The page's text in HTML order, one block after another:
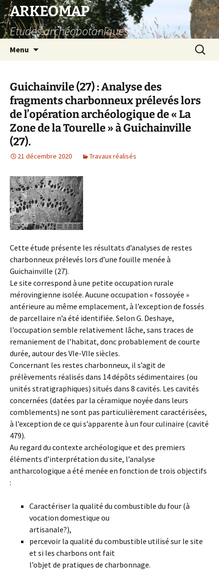
Aller
au
contenu
ARKEOMAP
Etudes archéobotaniques
Menu
Guichainvile (27) : Analyse des
fragments charbonneux prélevés lors
de l’opération archéologique de « La
Zone de la Tourelle » à Guichainville
(27).
21 décembre 2020 Travaux réalisés
Cette étude présente les résultats d’analyses de restes
charbonneux prélevés lors d’une fouille menée à
Guichainville (27).
Le site correspond à une petite occupation rurale
mérovingienne isolée. Aucune occupation « fossoyée »
antérieure au même emplacement, à l’exception de fossés
de parcellaire n’a été identifiée. Selon G. Deshaye,
l’occupation semble relativement lâche, sans traces de
remaniement de l’habitat, donc probablement de courte
durée, autour des VIe-VIIe siècles.
Concernant les restes charbonneux, il s’agit de
prélèvements réalisés dans 14 dépôts sédimentaires (ou
unités stratigraphiques) situés dans 8 cavités. Les cavités
concernées (datées par la céramique noyée dans leurs
comblements) ne sont pas particulièrement caractérisées,
à l’exception de ce qui s’apparente à un four culinaire (cavité
479).
Au regard du contexte archéologique et des premiers
éléments d’interprétation du site, l’analyse
antharcologique a été menée en fonction de trois objectifs
:
Caractériser la qualité du combustible du four (à
vocation domestique ou
artisanale?),
percevoir la qualité du combustible utilisé sur le site
et si les charbons ont fait
l’objet de pratiques de charbonnage.